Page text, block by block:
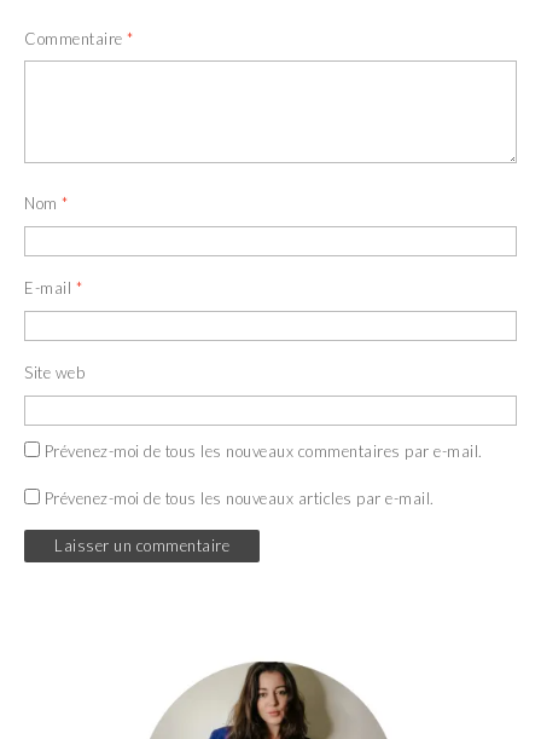
Commentaire *
Nom *
E-mail *
Site web
Prévenez-moi de tous les nouveaux commentaires par e-mail.
Prévenez-moi de tous les nouveaux articles par e-mail.